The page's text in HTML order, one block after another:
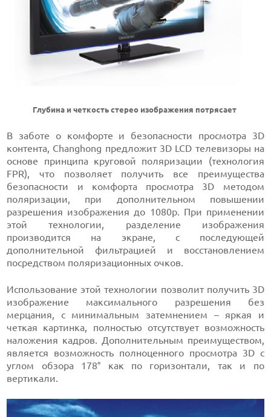
Глубина и четкость стерео изображения потрясает
В заботе о комфорте и безопасности просмотра 3D
контента, Changhong предложит 3D LCD телевизоры на
основе принципа круговой поляризации (технология
FPR), что позволяет получить все преимущества
безопасности и комфорта просмотра 3D методом
поляризации, при дополнительном повышении
разрешения изображения до 1080p. При применении
этой технологии, разделение изображения
производится на экране, с последующей
дополнительной фильтрацией и восстановлением
посредством поляризационных очков.
Использование этой технологии позволит получить 3D
изображение максимального разрешения без
мерцания, с минимальным затемнением – яркая и
четкая картинка, полностью отсутствует возможность
наложения кадров. Дополнительным преимуществом,
является возможность полноценного просмотра 3D с
углом обзора 178° как по горизонтали, так и по
вертикали.